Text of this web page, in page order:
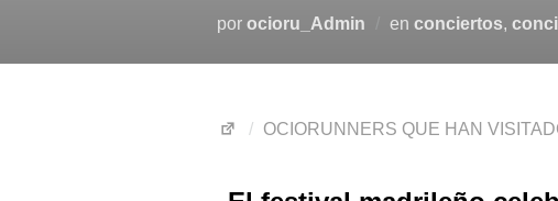
por ocioru_Admin en conciertos,
OCIORUNNERS QUE HAN